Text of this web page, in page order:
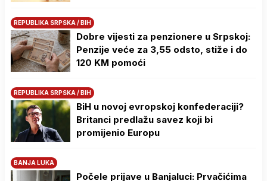
REPUBLIKA SRPSKA / BIH
Dobre vijesti za penzionere u Srpskoj:
Penzije veće za 3,55 odsto, stiže i do
120 KM pomoći
REPUBLIKA SRPSKA / BIH
BiH u novoj evropskoj konfederaciji?
Britanci predlažu savez koji bi
promijenio Europu
BANJA LUKA
Počele prijave u Banjaluci: Prvačićima